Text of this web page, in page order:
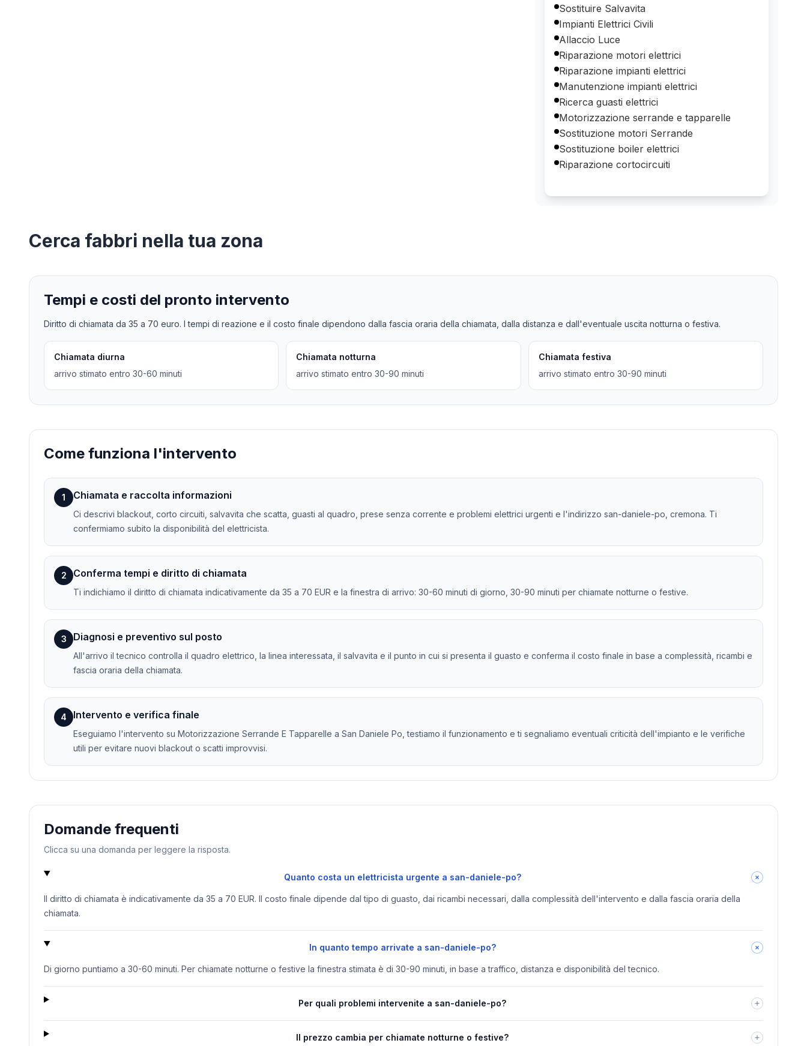
Sostituire Salvavita
Impianti Elettrici Civili
Allaccio Luce
Riparazione motori elettrici
Riparazione impianti elettrici
Manutenzione impianti elettrici
Ricerca guasti elettrici
Motorizzazione serrande e tapparelle
Sostituzione motori Serrande
Sostituzione boiler elettrici
Riparazione cortocircuiti
Cerca fabbri nella tua zona
Tempi e costi del pronto intervento
Diritto di chiamata da 35 a 70 euro. I tempi di reazione e il costo finale dipendono dalla fascia oraria della chiamata, dalla distanza e dall'eventuale uscita notturna o festiva.
Chiamata diurna
arrivo stimato entro 30-60 minuti
Chiamata notturna
arrivo stimato entro 30-90 minuti
Chiamata festiva
arrivo stimato entro 30-90 minuti
Come funziona l'intervento
1 Chiamata e raccolta informazioni
Ci descrivi blackout, corto circuiti, salvavita che scatta, guasti al quadro, prese senza corrente e problemi elettrici urgenti e l'indirizzo san-daniele-po, cremona. Ti
confermiamo subito la disponibilità del elettricista.
2 Conferma tempi e diritto di chiamata
Ti indichiamo il diritto di chiamata indicativamente da 35 a 70 EUR e la finestra di arrivo: 30-60 minuti di giorno, 30-90 minuti per chiamate notturne o festive.
3 Diagnosi e preventivo sul posto
All'arrivo il tecnico controlla il quadro elettrico, la linea interessata, il salvavita e il punto in cui si presenta il guasto e conferma il costo finale in base a complessità, ricambi e
fascia oraria della chiamata.
4 Intervento e verifica finale
Eseguiamo l'intervento su Motorizzazione Serrande E Tapparelle a San Daniele Po, testiamo il funzionamento e ti segnaliamo eventuali criticità dell'impianto e le verifiche
utili per evitare nuovi blackout o scatti improvvisi.
Domande frequenti
Clicca su una domanda per leggere la risposta.
Quanto costa un elettricista urgente a san-daniele-po?
Il diritto di chiamata è indicativamente da 35 a 70 EUR. Il costo finale dipende dal tipo di guasto, dai ricambi necessari, dalla complessità dell'intervento e dalla fascia oraria della
chiamata.
In quanto tempo arrivate a san-daniele-po?
Di giorno puntiamo a 30-60 minuti. Per chiamate notturne o festive la finestra stimata è di 30-90 minuti, in base a traffico, distanza e disponibilità del tecnico.
Per quali problemi intervenite a san-daniele-po?
Il prezzo cambia per chiamate notturne o festive?